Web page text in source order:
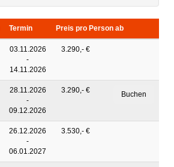
Termin Preis pro Person ab
03.11.2026
-
14.11.2026
3.290,- €
28.11.2026
-
09.12.2026
3.290,- €
26.12.2026
-
06.01.2027
3.530,- €